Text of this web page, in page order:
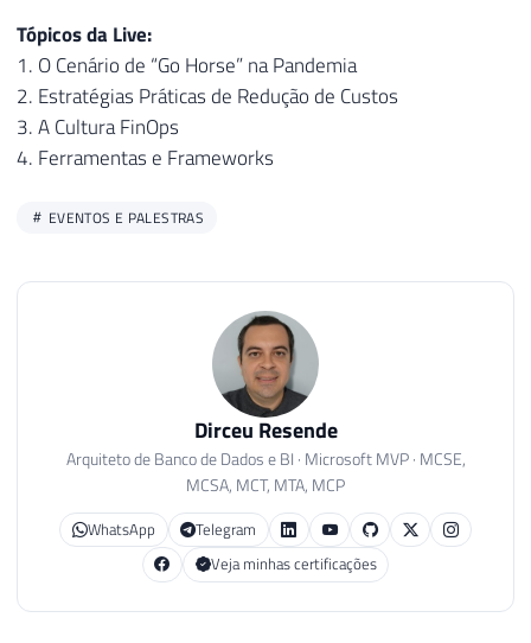
Tópicos da Live:
1. O Cenário de “Go Horse” na Pandemia
2. Estratégias Práticas de Redução de Custos
3. A Cultura FinOps
4. Ferramentas e Frameworks
EVENTOS E PALESTRAS
Dirceu Resende
Arquiteto de Banco de Dados e BI · Microsoft MVP · MCSE,
MCSA, MCT, MTA, MCP
WhatsApp
Telegram
Veja minhas certificações